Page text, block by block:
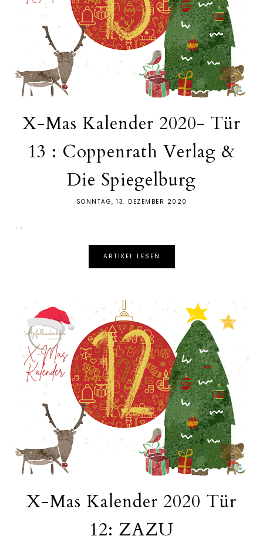
X-Mas Kalender 2020- Tür
13 : Coppenrath Verlag &
Die Spiegelburg
SONNTAG, 13. DEZEMBER 2020
...
ARTIKEL LESEN
X-Mas Kalender 2020 Tür
12: ZAZU